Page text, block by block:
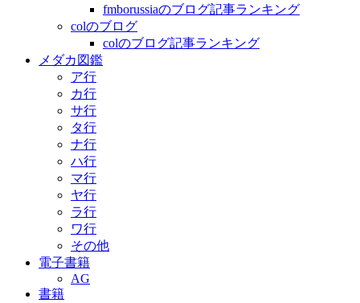
fmborussiaのブログ記事ランキング
colのブログ
colのブログ記事ランキング
メダカ図鑑
ア行
カ行
サ行
タ行
ナ行
ハ行
マ行
ヤ行
ラ行
ワ行
その他
電子書籍
AG
書籍